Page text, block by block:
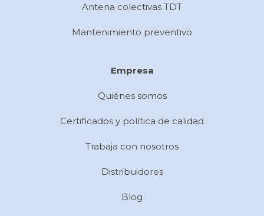
Antena colectivas TDT
Mantenimiento preventivo
Empresa
Quiénes somos
Certificados y política de calidad
Trabaja con nosotros
Distribuidores
Blog